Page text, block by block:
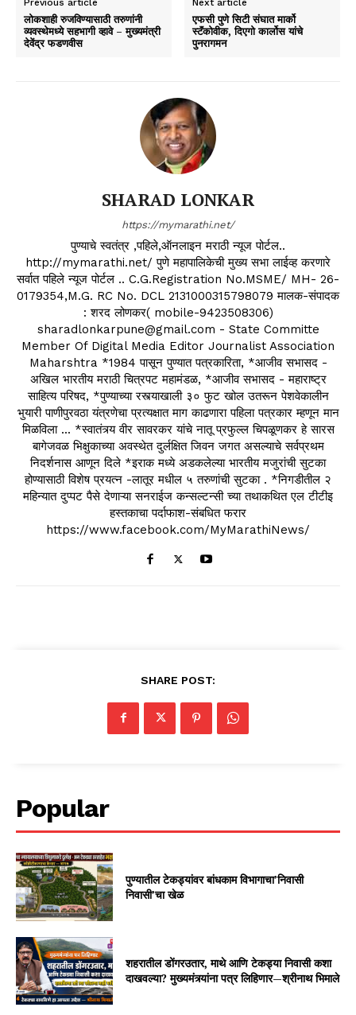
Previous article
लोकशाही रुजविण्यासाठी तरुणांनी
व्यवस्थेमध्ये सहभागी व्हावे – मुख्यमंत्री
देवेंद्र फडणवीस
Next article
एफसी पुणे सिटी संघात मार्को
स्टॅंकोवीक, दिएगो कार्लोस यांचे
पुनरागमन
SHARAD LONKAR
https://mymarathi.net/
पुण्याचे स्वतंत्र ,पहिले,ऑनलाइन मराठी न्यूज पोर्टल..
http://mymarathi.net/ पुणे महापालिकेची मुख्य सभा लाईव्ह करणारे
सर्वात पहिले न्यूज पोर्टल .. C.G.Registration No.MSME/ MH- 26-
0179354,M.G. RC No. DCL 2131000315798079 मालक-संपादक
: शरद लोणकर( mobile-9423508306)
sharadlonkarpune@gmail.com - State Committe
Member Of Digital Media Editor Journalist Association
Maharshtra *1984 पासून पुण्यात पत्रकारिता, *आजीव सभासद -
अखिल भारतीय मराठी चित्रपट महामंडळ, *आजीव सभासद - महाराष्ट्र
साहित्य परिषद, *पुण्याच्या रस्त्याखाली ३० फुट खोल उतरून पेशवेकालीन
भुयारी पाणीपुरवठा यंत्रणेचा प्रत्यक्षात माग काढणारा पहिला पत्रकार म्हणून मान
मिळविला ... *स्वातंत्र्य वीर सावरकर यांचे नातू प्रफुल्ल चिपळूणकर हे सारस
बागेजवळ भिक्षुकाच्या अवस्थेत दुर्लक्षित जिवन जगत असल्याचे सर्वप्रथम
निदर्शनास आणून दिले *इराक मध्ये अडकलेल्या भारतीय मजुरांची सुटका
होण्यासाठी विशेष प्रयत्न -लातूर मधील ५ तरुणांची सुटका . *निगडीतील २
महिन्यात दुप्पट पैसे देणाऱ्या सनराईज कन्सल्टन्सी च्या तथाकथित एल टीटीइ
हस्तकाचा पर्दाफाश-संबधित फरार
https://www.facebook.com/MyMarathiNews/
SHARE POST:
Popular
पुण्यातील टेकड्यांवर बांधकाम विभागाचा’निवासी
निवासी’चा खेळ
शहरातील डोंगरउतार, माथे आणि टेकड्या निवासी कशा
दाखवल्या? मुख्यमंत्र्यांना पत्र लिहिणार—श्रीनाथ भिमाले